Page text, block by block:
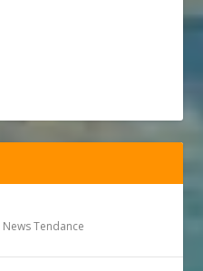
News Tendance